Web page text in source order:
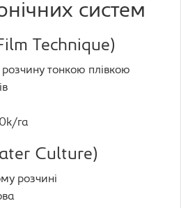
систем
Technique)
тонкою плівкою
га
Culture)
розчині